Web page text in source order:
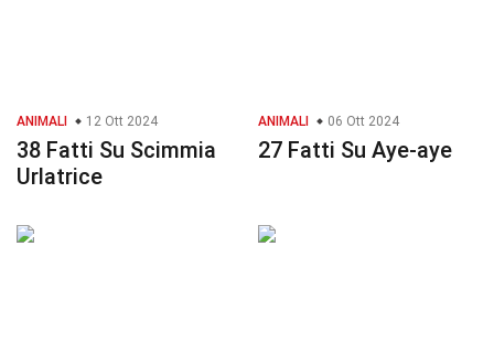
ANIMALI 12 Ott 2024
38 Fatti Su Scimmia
Urlatrice
ANIMALI 06 Ott 2024
27 Fatti Su Aye-aye